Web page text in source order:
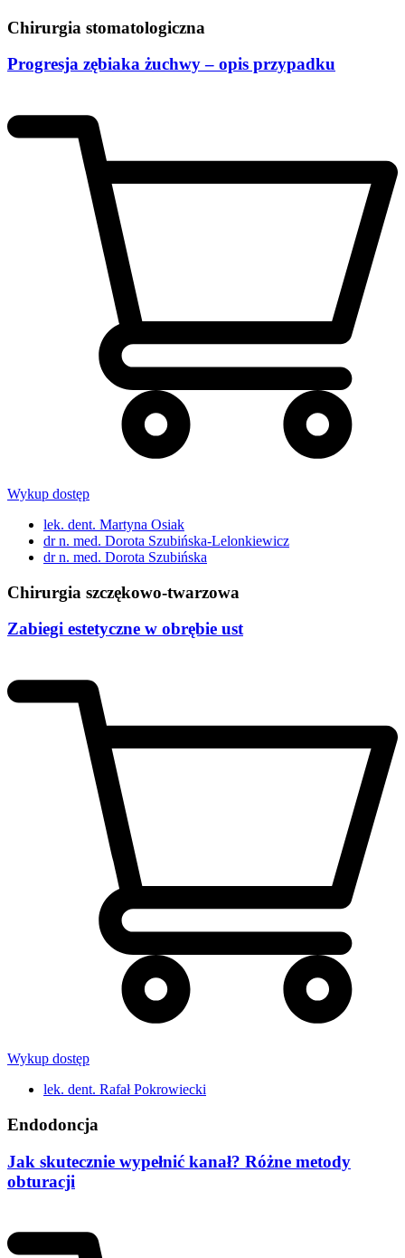
Chirurgia stomatologiczna
Progresja zębiaka żuchwy – opis przypadku
Wykup dostęp
lek. dent. Martyna Osiak
dr n. med. Dorota Szubińska-Lelonkiewicz
dr n. med. Dorota Szubińska
Chirurgia szczękowo-twarzowa
Zabiegi estetyczne w obrębie ust
Wykup dostęp
lek. dent. Rafał Pokrowiecki
Endodoncja
Jak skutecznie wypełnić kanał? Różne metody
obturacji